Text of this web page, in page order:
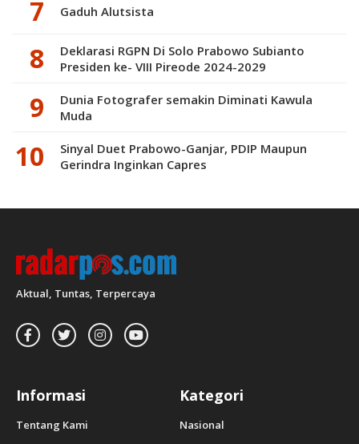
Gaduh Alutsista
Deklarasi RGPN Di Solo Prabowo Subianto
Presiden ke- VIII Pireode 2024-2029
Dunia Fotografer semakin Diminati Kawula
Muda
Sinyal Duet Prabowo-Ganjar, PDIP Maupun
Gerindra Inginkan Capres
Aktual, Tuntas, Terpercaya
Informasi
Tentang Kami
Kategori
Nasional